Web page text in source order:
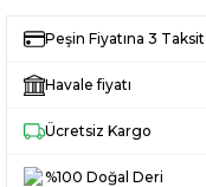
Peşin Fiyatına 3 Taksit
Havale fiyatı
Ücretsiz Kargo
%100 Doğal Deri